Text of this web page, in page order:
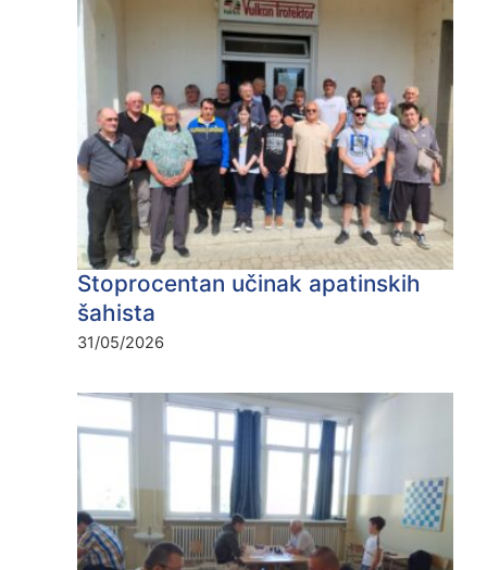
Stoprocentan učinak apatinskih
šahista
31/05/2026